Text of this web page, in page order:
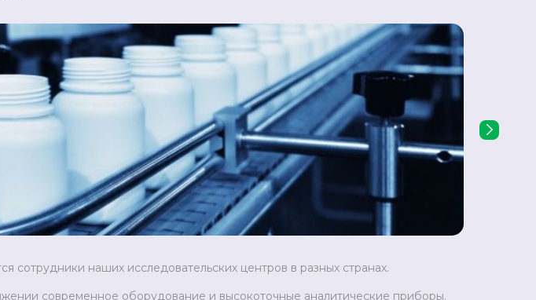
›
сотрудники наших исследовательских центров в разных странах.
современное оборудование и высокоточные аналитические приборы.